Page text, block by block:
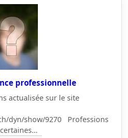
professionnelle
actualisée sur le site
dyn/show/9270 Professions